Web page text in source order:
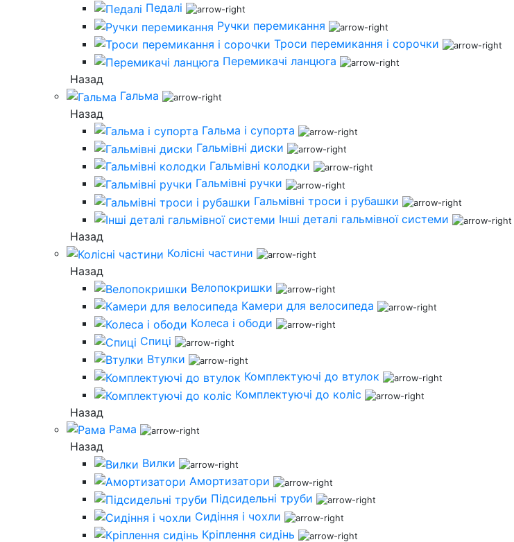
Педалі
Ручки перемикання
Троси перемикання і сорочки
Перемикачі ланцюга
Назад
Гальма
Назад
Гальма і супорта
Гальмівні диски
Гальмівні колодки
Гальмівні ручки
Гальмівні троси і рубашки
Інші деталі гальмівної системи
Назад
Колісні частини
Назад
Велопокришки
Камери для велосипеда
Колеса і ободи
Спиці
Втулки
Комплектуючі до втулок
Комплектуючі до коліс
Назад
Рама
Назад
Вилки
Амортизатори
Підсидельні труби
Сидіння і чохли
Кріплення сидінь